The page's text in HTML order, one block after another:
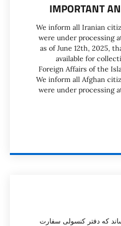
IMPORTANT
We inform all Iranian
were under processing
as of June 12th, 2025,
available for
Foreign Affairs of the
We inform all Afghan
were under processing
که دفتر کنسولی سفارت